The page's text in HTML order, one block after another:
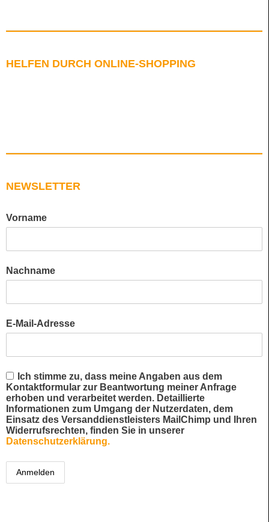
HELFEN DURCH ONLINE-SHOPPING
NEWSLETTER
Vorname
Nachname
E-Mail-Adresse
Ich stimme zu, dass meine Angaben aus dem
Kontaktformular zur Beantwortung meiner Anfrage
erhoben und verarbeitet werden. Detaillierte
Informationen zum Umgang der Nutzerdaten, dem
Einsatz des Versanddienstleisters MailChimp und Ihren
Widerrufsrechten, finden Sie in unserer
Datenschutzerklärung.